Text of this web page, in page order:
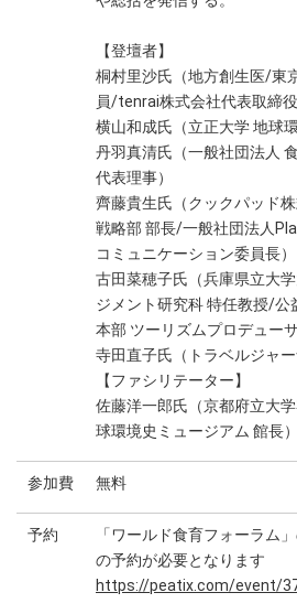
【登壇者】
桐村里沙氏（地方創生医/東
員/tenrai株式会社代表取締役
横山和成氏（立正大学 地球
丹羽真清氏（一般社団法人
代表理事）
齊藤貴生氏（クックパッド
戦略部 部長/一般社団法人
コミュニケーション委員長）
古田菜穂子氏（兵庫県立大
ジメント研究科 特任教授/公
本部 ツーリズムプロデューサ
寺田直子氏（トラベルジャー
【ファシリテーター】
佐藤洋一郎氏（京都府立大
球環境史ミュージアム 館長）
参加費 無料
予約
「ワールド食育フォーラム
の予約が必要となります
https://peatix.com/event/